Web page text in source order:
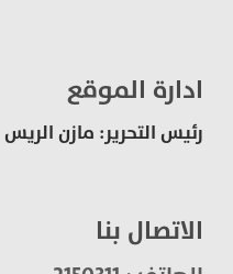
ادارة الموقع
رئيس التحرير: مازن الريس
الاتصال بنا